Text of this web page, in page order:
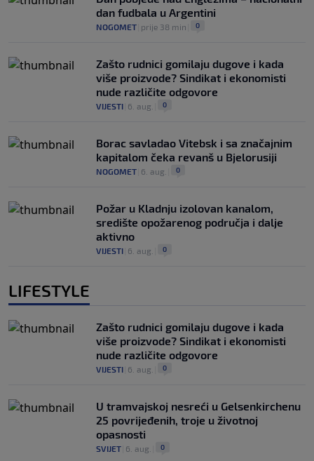
dan fudbala u Argentini
NOGOMET prije 38 min 0
Zašto rudnici gomilaju dugove i kada
više proizvode? Sindikat i ekonomisti
nude različite odgovore
VIJESTI 6. aug. 0
Borac savladao Vitebsk i sa značajnim
kapitalom čeka revanš u Bjelorusiji
NOGOMET 6. aug. 0
Požar u Kladnju izolovan kanalom,
središte opožarenog područja i dalje
aktivno
VIJESTI 6. aug. 0
LIFESTYLE
Zašto rudnici gomilaju dugove i kada
više proizvode? Sindikat i ekonomisti
nude različite odgovore
VIJESTI 6. aug. 0
U tramvajskoj nesreći u Gelsenkirchenu
25 povrijeđenih, troje u životnoj
opasnosti
SVIJET 6. aug. 0